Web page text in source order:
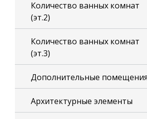
Количество ванных комнат
(эт.2)
Количество ванных комнат
(эт.3)
Дополнительные помещения
Архитектурные элементы